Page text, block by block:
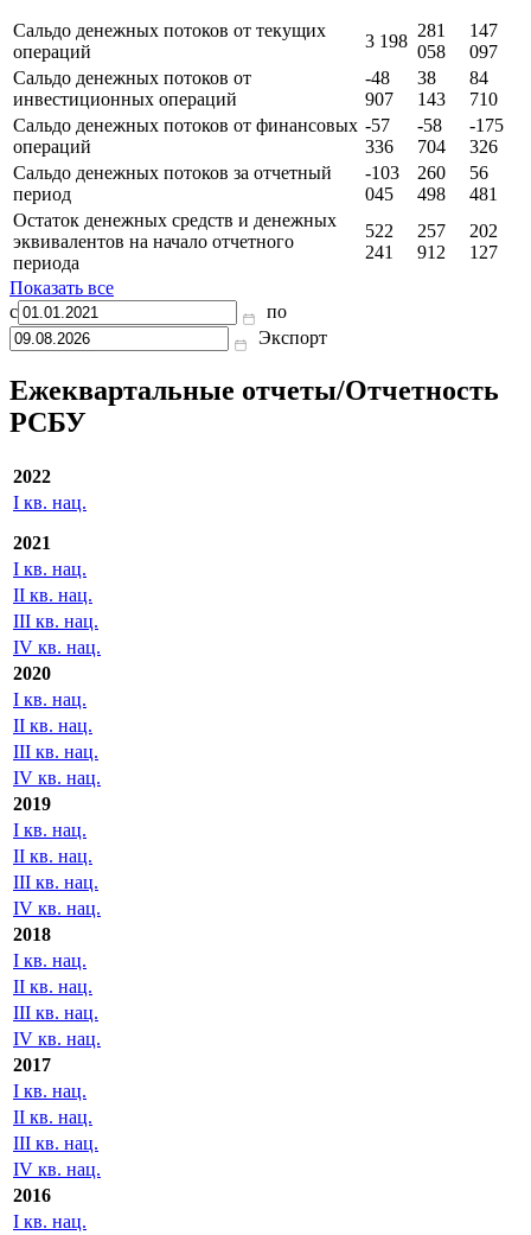
Сальдо денежных потоков от текущих
операций
3 198
281
058
147
097
Сальдо денежных потоков от
инвестиционных операций
-48
907
38
143
84
710
Сальдо денежных потоков от финансовых
операций
-57
336
-58
704
-175
326
Сальдо денежных потоков за отчетный
период
-103
045
260
498
56
481
Остаток денежных средств и денежных
эквивалентов на начало отчетного
периода
522
241
257
912
202
127
Показать все
с
по
Экспорт
Ежеквартальные отчеты/Отчетность
РСБУ
2022
I кв. нац.
2021
I кв. нац.
II кв. нац.
III кв. нац.
IV кв. нац.
2020
I кв. нац.
II кв. нац.
III кв. нац.
IV кв. нац.
2019
I кв. нац.
II кв. нац.
III кв. нац.
IV кв. нац.
2018
I кв. нац.
II кв. нац.
III кв. нац.
IV кв. нац.
2017
I кв. нац.
II кв. нац.
III кв. нац.
IV кв. нац.
2016
I кв. нац.